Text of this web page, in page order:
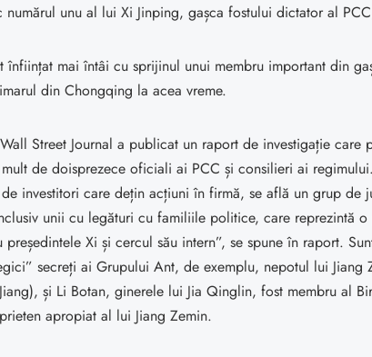
unu al lui Xi Jinping, gașca fostului dictator al
înființat mai întâi cu sprijinul unui membru important din
din Chongqing la acea vreme.
Street Journal a publicat un raport de investigație care
de doisprezece oficiali ai PCC și consilieri ai
investitori care dețin acțiuni în firmă, se află un grup de
unii cu legături cu familiile politice, care reprezintă o
președintele Xi și cercul său intern”, se spune în raport.
secreți ai Grupului Ant, de exemplu, nepotul lui Jiang
și Li Botan, ginerele lui Jia Qinglin, fost membru al
apropiat al lui Jiang Zemin.